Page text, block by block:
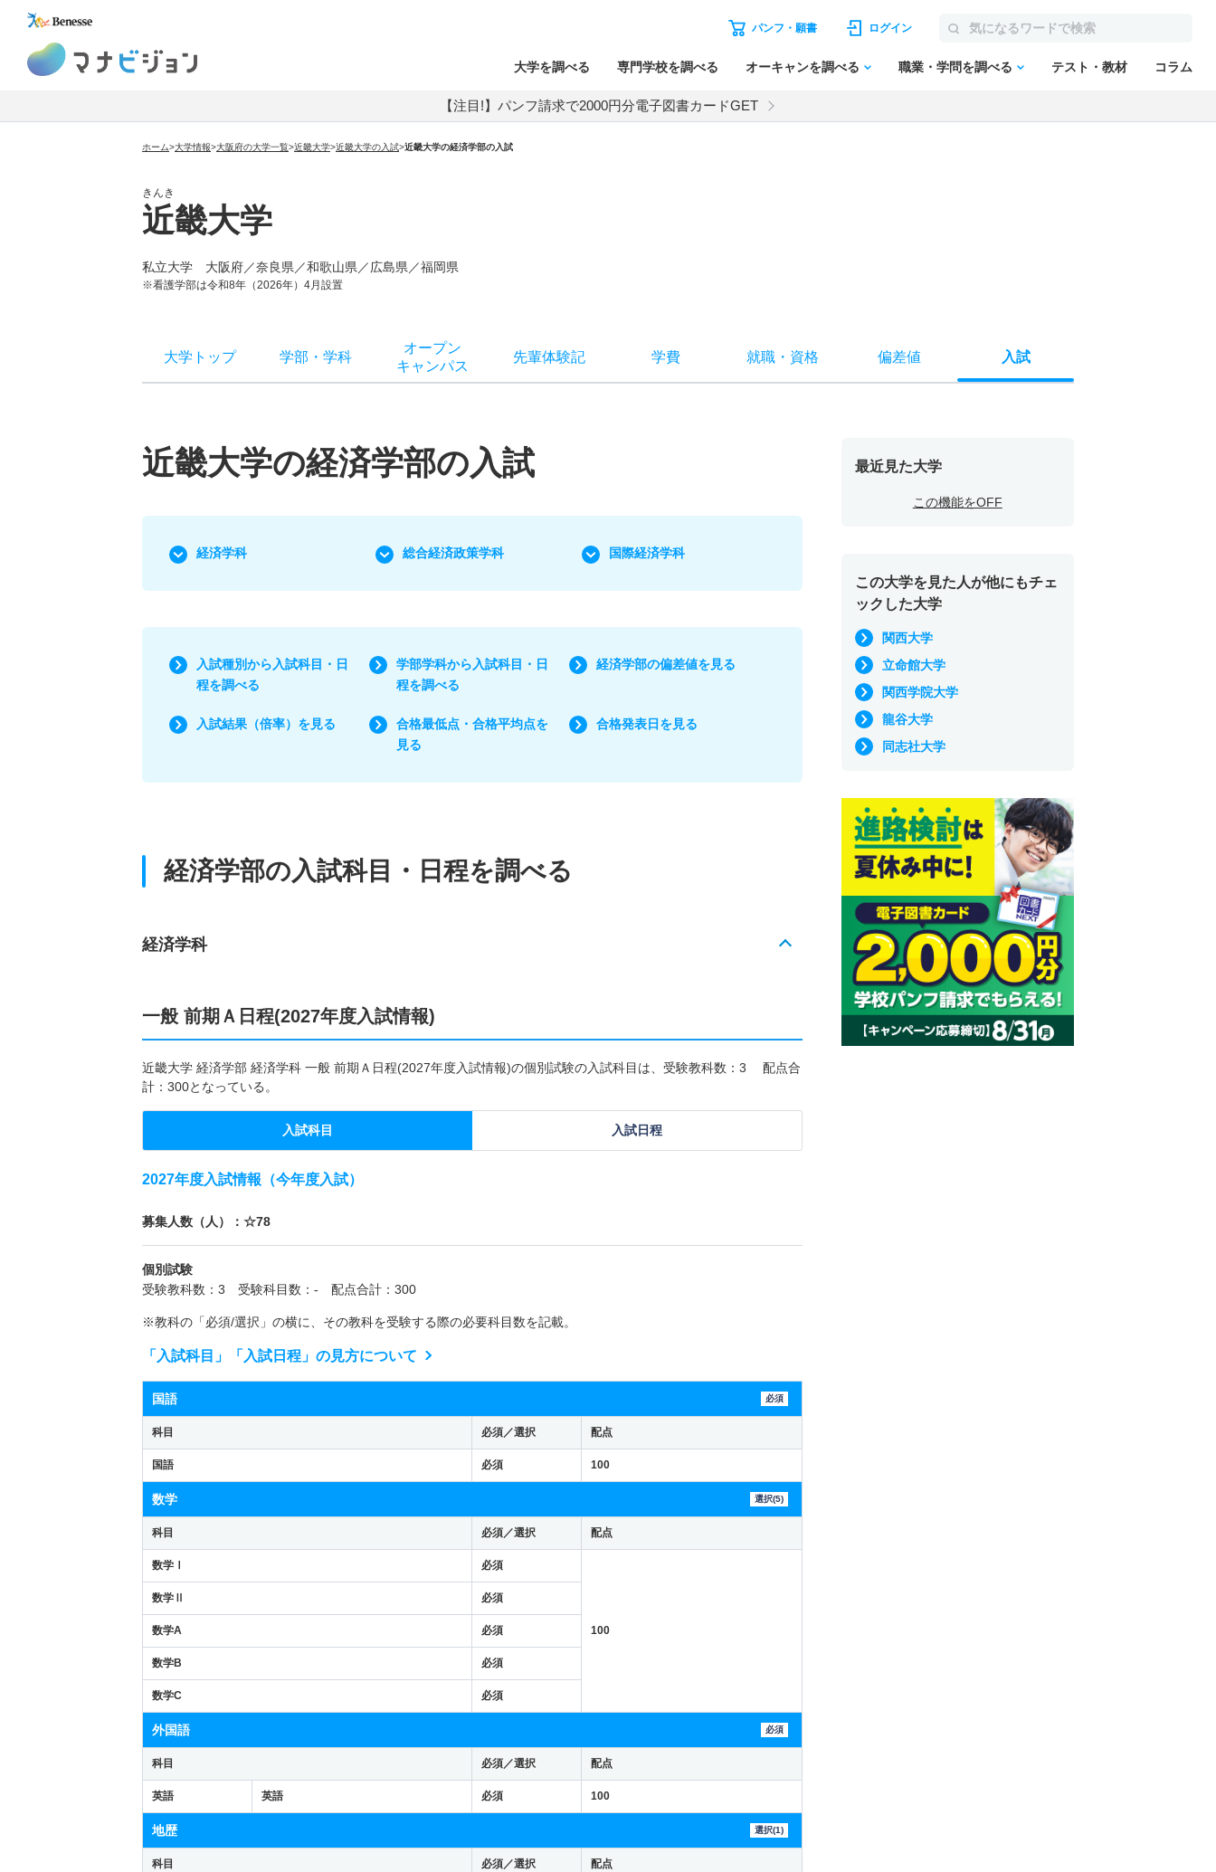
パンフ・願書 ログイン
大学を調べる 専門学校を調べる オーキャンを調べる 職業・学問を調べる テスト・教材 コラム
【注目!】パンフ請求で2000円分電子図書カードGET
ホーム>大学情報>大阪府の大学一覧>近畿大学>近畿大学の入試>近畿大学の経済学部の入試
きんき
近畿大学
私立大学 大阪府／奈良県／和歌山県／広島県／福岡県
※看護学部は令和8年（2026年）4月設置
大学トップ 学部 ・ 学科
オープン
キャンパス
先輩体験記 学費 就職・ 資格 偏差値 入試
近畿大学の経済学部の入試
経済学科 総合経済政策学科 国際経済学科
入試種別から入試科目・日
程を調べる
学部学科から入試科目・日
程を調べる
経済学部の偏差値を見る
入試結果（倍率）を見る
合格最低点・合格平均点を
見る
合格発表日を見る
経済学部の入試科目・日程を調べる
経済学科
一般 前期Ａ日程(2027年度入試情報)
近畿大学 経済学部 経済学科 一般 前期Ａ日程(2027年度入試情報)の個別試験の入試科目は、受験教科数：3 配点合
計：300となっている。
入試科目 入試日程
2027年度入試情報（今年度入試）
募集人数（人）：☆78
個別試験
受験教科数：3 受験科目数：- 配点合計：300
※教科の「必須/選択」の横に、その教科を受験する際の必要科目数を記載。
「入試科目」「入試日程」の見方について
国語 必須
科目 必須／選択 配点
国語 必須 100
数学 選択(5)
科目 必須／選択 配点
数学Ⅰ 必須
100
数学Ⅱ 必須
数学A 必須
数学B 必須
数学C 必須
外国語 必須
科目 必須／選択 配点
英語 英語 必須 100
地歴 選択(1)
科目 必須／選択 配点
最近見た大学
この機能をOFF
この大学を見た人が他にもチェ
ックした大学
関西大学
立命館大学
関西学院大学
龍谷大学
同志社大学